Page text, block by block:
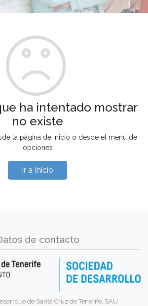
ha intentado mostrar
no existe
la página de inicio o desde el menú de
opciones
Ir a Inicio
de contacto
de Santa Cruz de Tenerife, SAU